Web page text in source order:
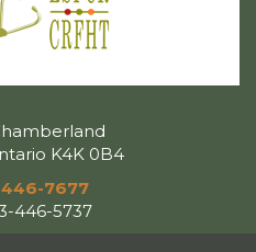
K4K 0B4
446-7677
446-5737